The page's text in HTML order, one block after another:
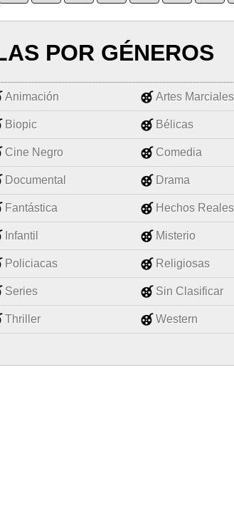
POR GÉNEROS
Animación Artes Marciales
Biopic Bélicas
Cine Negro Comedia
Documental Drama
Fantástica Hechos Reales
Infantil Misterio
Policiacas Religiosas
Series Sin Clasificar
Thriller Western